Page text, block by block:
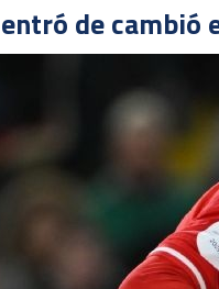
de cambió